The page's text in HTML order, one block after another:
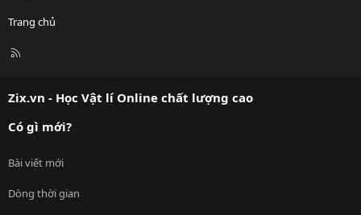
Trang chủ
R
Zix.vn - Học Vật lí Online chất lượng cao
Có gì mới?
Bài viết mới
Dòng thời gian